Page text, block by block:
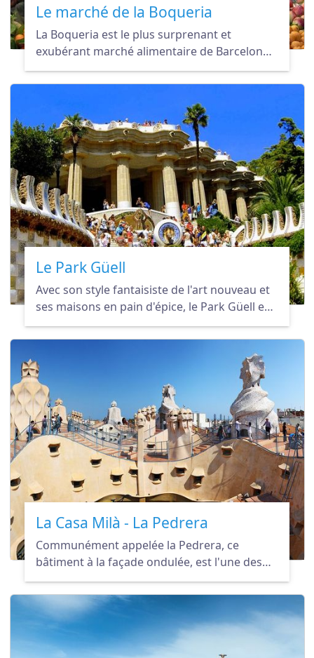
Le marché de la Boqueria
La Boqueria est le plus surprenant et
exubérant marché alimentaire de Barcelone.
Personne ne peut résister à l'attrait de ses
couleurs vives.
Le Park Güell
Avec son style fantaisiste de l'art nouveau et
ses maisons en pain d'épice, le Park Güell est
inscrit sur la liste du patrimoine mondial de
l'UNESCO depuis 1984.
La Casa Milà - La Pedrera
Communément appelée la Pedrera, ce
bâtiment à la façade ondulée, est l'une des
œuvres les plus célèbres d'Antoni Gaudí à
Barcelone.